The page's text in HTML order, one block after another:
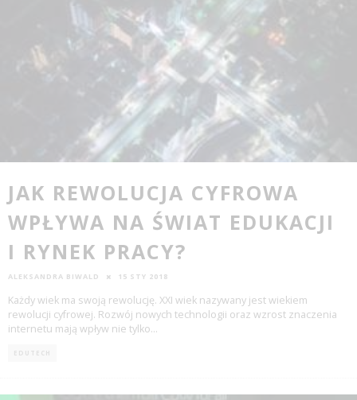
JAK REWOLUCJA CYFROWA
WPŁYWA NA ŚWIAT EDUKACJI
I RYNEK PRACY?
ALEKSANDRA BIWALD 15 STY 2018
Każdy wiek ma swoją rewolucję. XXI wiek nazywany jest wiekiem
rewolucji cyfrowej. Rozwój nowych technologii oraz wzrost znaczenia
internetu mają wpływ nie tylko...
EDUTECH